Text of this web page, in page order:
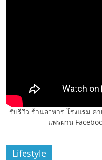
รับรีวิว ร้านอาหาร โรงแรม ค
แพร่ผ่าน
Lifestyle